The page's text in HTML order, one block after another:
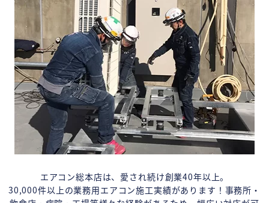
エアコン総本店は、愛され続け創業40年以上。
30,000件以上の業務用エアコン施工実績があります！事務所・